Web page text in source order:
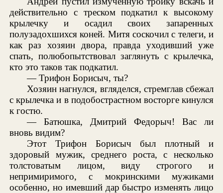
действительно с треском подкатил к высокому
крылечку и осадил своих запаренных
полузадохшихся коней. Митя соскочил с телеги, и
как раз хозяин двора, правда уходивший уже
спать, полюбопытствовал заглянуть с крылечка,
кто это таков так подкатил.
— Трифон Борисыч, ты?
Хозяин нагнулся, вгляделся, стремглав сбежал
с крылечка и в подобострастном восторге кинулся
к гостю.
— Батюшка, Дмитрий Федорыч! Вас ли
вновь видим?
Этот Трифон Борисыч был плотный и
здоровый мужик, среднего роста, с несколько
толстоватым лицом, виду строгого и
непримиримого, с мокринскими мужиками
особенно, но имевший дар быстро изменять лицо